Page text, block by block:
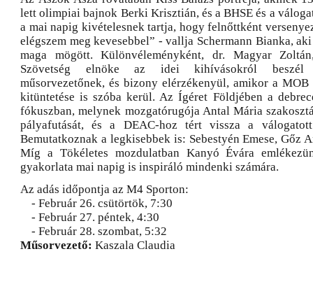
lett olimpiai bajnok Berki Krisztián, és a BHSE és a
a mai napig kivételesnek tartja, hogy felnőttként
elégszem meg kevesebbel” - vallja Schermann Bianka,
maga mögött. Különvéleményként, dr. Magyar
Szövetség elnöke az idei kihívásokról beszél
műsorvezetőnek, és bizony elérzékenyül, amikor a
kitüntetése is szóba kerül. Az Ígéret Földjében a
fókuszban, melynek mozgatórugója Antal Mária
pályafutását, és a DEAC-hoz tért vissza a
Bemutatkoznak a legkisebbek is: Sebestyén Emese, Gőz
Míg a Tökéletes mozdulatban Kanyó Évára
gyakorlata mai napig is inspiráló mindenki számára.
Az adás időpontja az M4 Sporton:
- Február 26. csütörtök, 7:30
- Február 27. péntek, 4:30
- Február 28. szombat, 5:32
Műsorvezető: Kaszala Claudia